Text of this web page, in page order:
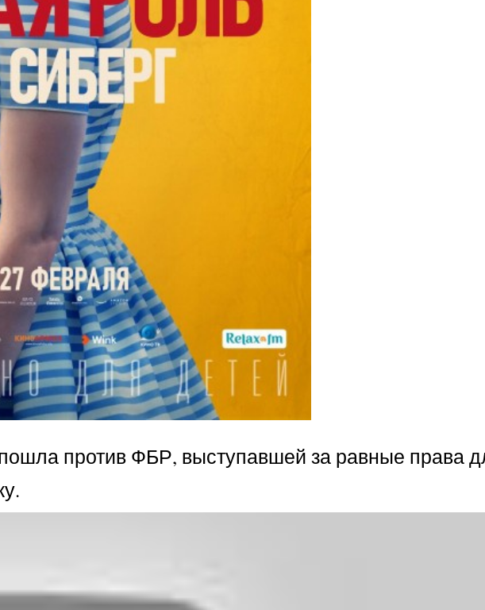
против ФБР, выступавшей за равные права